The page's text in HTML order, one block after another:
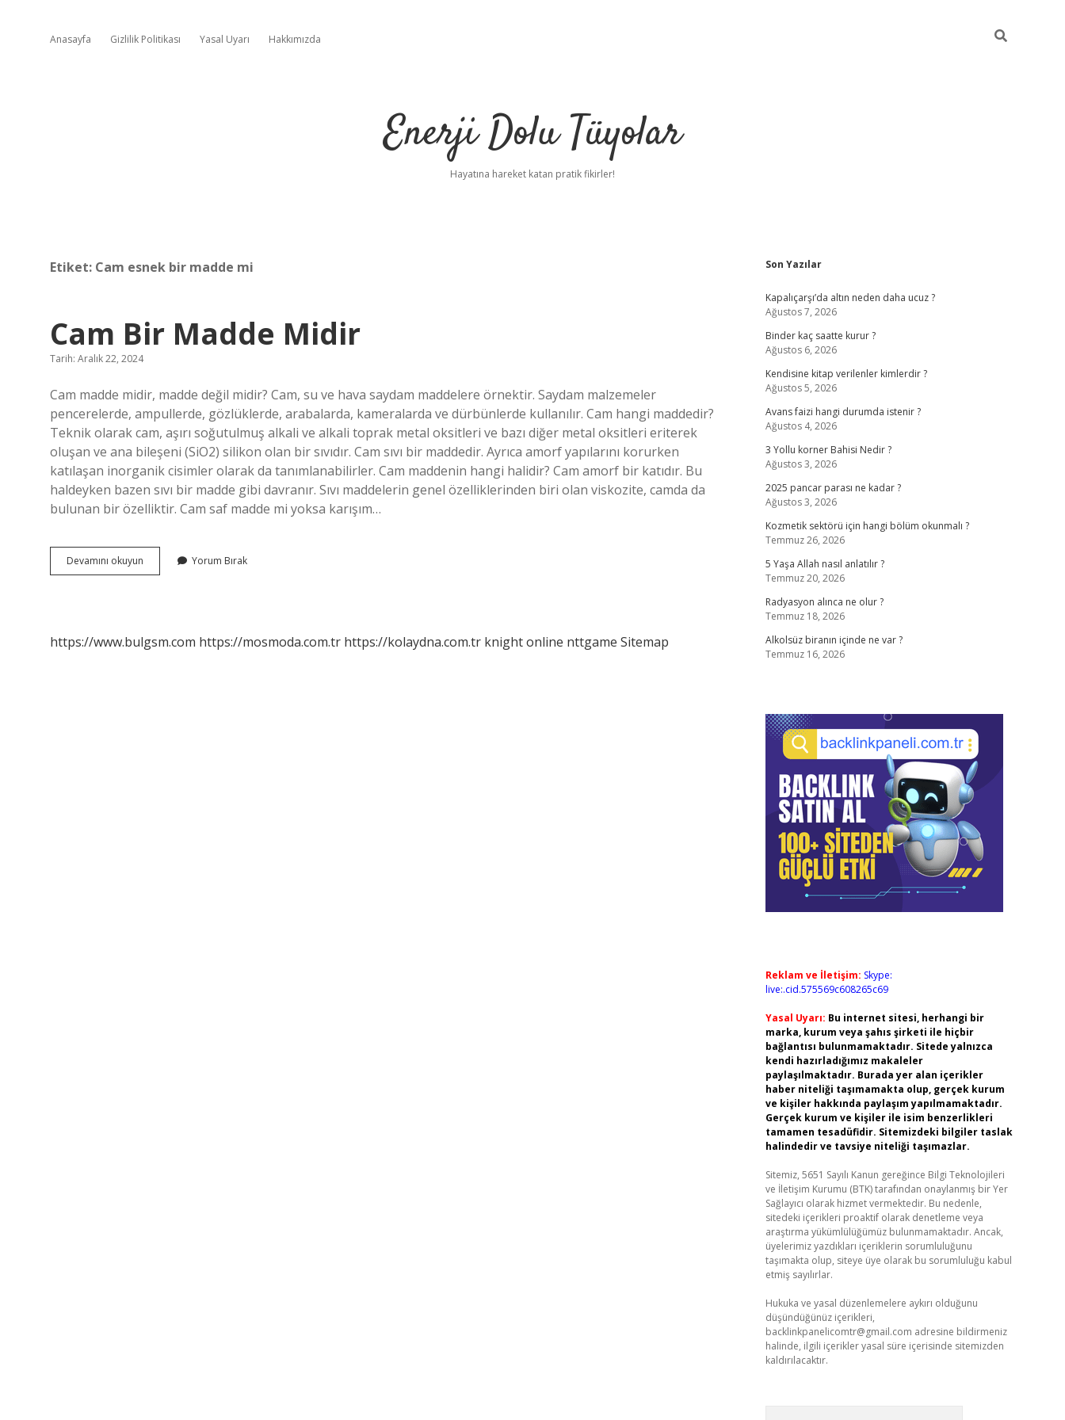
Anasayfa Gizlilik Politikası Yasal Uyarı Hakkımızda
Enerji Dolu Tüyolar
Hayatına hareket katan pratik fikirler!
Etiket: Cam esnek bir madde mi
Cam Bir Madde Midir
Tarih: Aralık 22, 2024
Cam madde midir, madde değil midir? Cam, su ve hava saydam maddelere örnektir. Saydam malzemeler
pencerelerde, ampullerde, gözlüklerde, arabalarda, kameralarda ve dürbünlerde kullanılır. Cam hangi maddedir?
Teknik olarak cam, aşırı soğutulmuş alkali ve alkali toprak metal oksitleri ve bazı diğer metal oksitleri eriterek
oluşan ve ana bileşeni (SiO2) silikon olan bir sıvıdır. Cam sıvı bir maddedir. Ayrıca amorf yapılarını korurken
katılaşan inorganik cisimler olarak da tanımlanabilirler. Cam maddenin hangi halidir? Cam amorf bir katıdır. Bu
haldeyken bazen sıvı bir madde gibi davranır. Sıvı maddelerin genel özelliklerinden biri olan viskozite, camda da
bulunan bir özelliktir. Cam saf madde mi yoksa karışım…
Devamını okuyun
Bir
Yorum Bırak
https://www.bulgsm.com https://mosmoda.com.tr https://kolaydna.com.tr knight online nttgame Sitemap
Sidebar
Son Yazılar
Kapalıçarşı’da altın neden daha ucuz ?
Ağustos 7, 2026
Binder kaç saatte kurur ?
Ağustos 6, 2026
Kendisine kitap verilenler kimlerdir ?
Ağustos 5, 2026
Avans faizi hangi durumda istenir ?
Ağustos 4, 2026
3 Yollu korner Bahisi Nedir ?
Ağustos 3, 2026
2025 pancar parası ne kadar ?
Ağustos 3, 2026
Kozmetik sektörü için hangi bölüm okunmalı ?
Temmuz 26, 2026
5 Yaşa Allah nasıl anlatılır ?
Temmuz 20, 2026
Radyasyon alınca ne olur ?
Temmuz 18, 2026
Alkolsüz biranın içinde ne var ?
Temmuz 16, 2026
Reklam ve İletişim: Skype:
live:.cid.575569c608265c69
Yasal Uyarı: Bu internet sitesi, herhangi bir
marka, kurum veya şahıs şirketi ile hiçbir
bağlantısı bulunmamaktadır. Sitede yalnızca
kendi hazırladığımız makaleler
paylaşılmaktadır. Burada yer alan içerikler
haber niteliği taşımamakta olup, gerçek kurum
ve kişiler hakkında paylaşım yapılmamaktadır.
Gerçek kurum ve kişiler ile isim benzerlikleri
tamamen tesadüfidir. Sitemizdeki bilgiler taslak
halindedir ve tavsiye niteliği taşımazlar.
Sitemiz, 5651 Sayılı Kanun gereğince Bilgi Teknolojileri
ve İletişim Kurumu (BTK) tarafından onaylanmış bir Yer
Sağlayıcı olarak hizmet vermektedir. Bu nedenle,
sitedeki içerikleri proaktif olarak denetleme veya
araştırma yükümlülüğümüz bulunmamaktadır. Ancak,
üyelerimiz yazdıkları içeriklerin sorumluluğunu
taşımakta olup, siteye üye olarak bu sorumluluğu kabul
etmiş sayılırlar.
Hukuka ve yasal düzenlemelere aykırı olduğunu
düşündüğünüz içerikleri,
backlinkpanelicomtr@gmail.com adresine bildirmeniz
halinde, ilgili içerikler yasal süre içerisinde sitemizden
kaldırılacaktır.
ilbet güncel giriş adresi